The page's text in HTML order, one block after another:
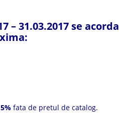
– 31.03.2017 se acorda
:
5% fata de pretul de catalog.